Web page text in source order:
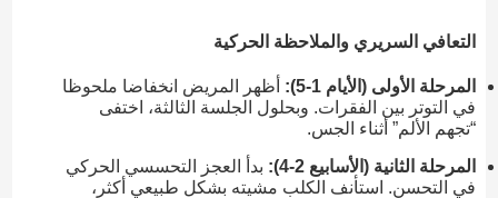
التعافي السريري والملاحظة الحركية
المرحلة الأولى (الأيام 1-5):
أظهر المريض انخفاضا ملحوظا
في التوتر بين الفقرات. وبحلول الجلسة الثالثة، اختفى
“تجهم الألم” أثناء الجس.
المرحلة الثانية (الأسابيع 2-4):
بدأ العجز التحسسي الحركي
في التحسن. استأنف الكلب مشيته بشكل طبيعي أكثر،